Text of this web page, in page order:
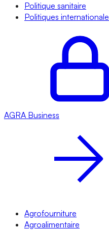
Politique sanitaire
Politiques
AGRA Business
Agrofourniture
Agroalimentaire